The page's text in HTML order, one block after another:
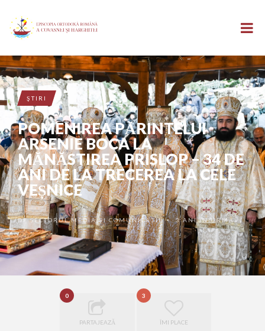
ŞTIRI
POMENIREA PĂRINTELUI
ARSENIE BOCA LA
MĂNĂSTIREA PRISLOP – 34 DE
ANI DE LA TRECEREA LA CELE
VEȘNICE
DESECTORUL MEDIA ȘI COMUNICAȚII •3 ANI ÎN URMĂ
0
PARTAJEAZĂ
3
ÎMI PLACE